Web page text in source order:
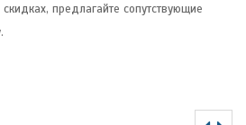
предлагайте сопутствующие